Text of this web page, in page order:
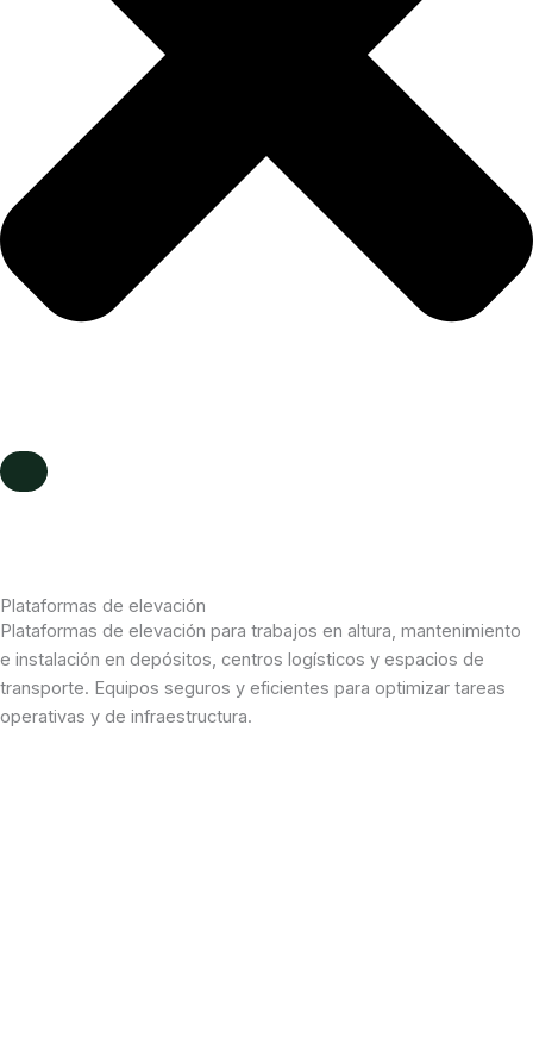
Plataformas de elevación
Plataformas de elevación para trabajos en altura, mantenimiento
e instalación en depósitos, centros logísticos y espacios de
transporte. Equipos seguros y eficientes para optimizar tareas
operativas y de infraestructura.